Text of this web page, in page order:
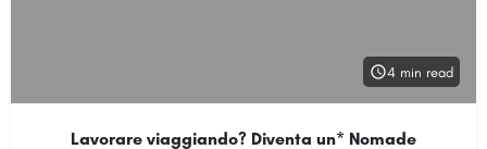
4 min read
Lavorare viaggiando? Diventa un* Nomade